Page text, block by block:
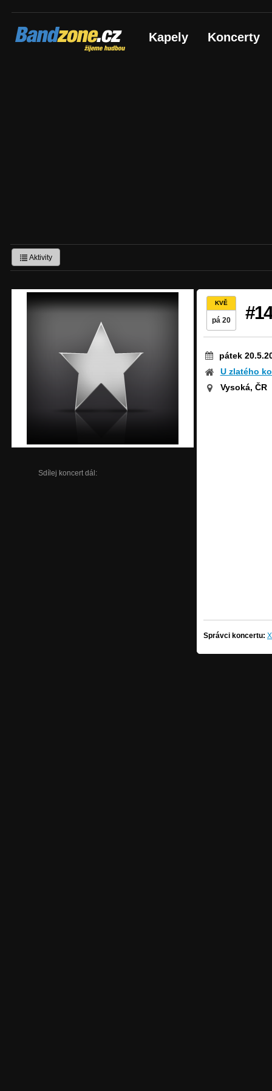
Bandzone.cz
žijeme hudbou Kapely Koncerty
Aktivity
Sdílej koncert dál:
KVĚ
pá 20
pátek
U zlatého
Vysoká, ČR
Správci koncertu: